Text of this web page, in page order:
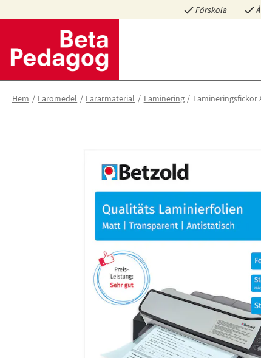
Förskola
Hem Läromedel Lärarmaterial Laminering Lamineringsfickor